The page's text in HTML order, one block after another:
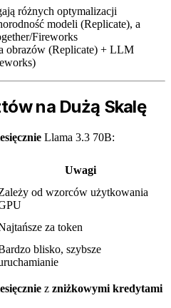
różnych optymalizacji
modeli (Replicate), a
Fireworks
obrazów (Replicate) + LLM
na Dużą Skalę
Llama 3.3 70B:
Uwagi
od wzorców użytkowania
za token
blisko, szybsze
z zniżkowymi kredytami